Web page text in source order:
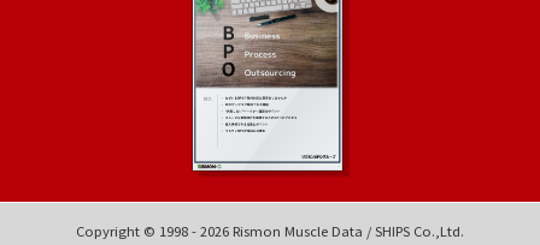
Copyright © 1998 -2026 Rismon Muscle Data / SHIPS Co.,Ltd.